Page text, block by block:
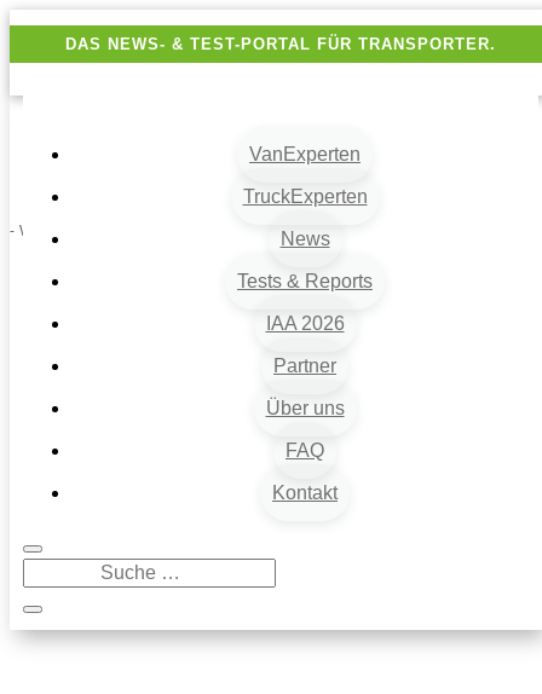
DAS NEWS- & TEST-PORTAL FÜR TRANSPORTER.
VanExperten
TruckExperten
News
Tests & Reports
IAA 2026
Partner
Über uns
FAQ
Kontakt
- Werbung -